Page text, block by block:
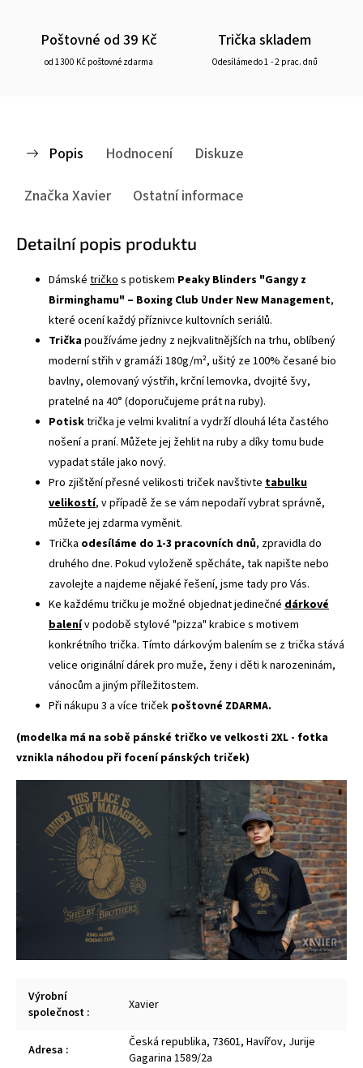
Poštovné od 39 Kč
od 1300 Kč poštovné zdarma
Trička skladem
Odesíláme do 1 - 2 prac. dnů
Popis Hodnocení
Diskuze
ZnačkaXavier Ostatní informace
Detailní popis produktu
Dámské tričkos potiskem Peaky Blinders "Gangy z
Birminghamu" – Boxing Club Under New Management,
které ocení každý příznivce kultovních seriálů.
Tričkapoužíváme jedny z nejkvalitnějších na trhu, oblíbený
moderní střih v gramáži 180g/m², ušitý ze 100% česané bio
bavlny, olemovaný výstřih, krční lemovka, dvojité švy,
pratelné na 40° (doporučujeme prát na ruby).
Potisktrička je velmi kvalitní a vydrží dlouhá léta častého
nošení a praní. Můžete jej žehlit na ruby a díky tomu bude
vypadat stále jako nový.
Pro zjištění přesné velikosti triček navštivte tabulku
velikostí, v případě že se vám nepodaří vybrat správně,
můžete jej zdarma vyměnit.
Trička odesíláme do 1-3 pracovních dnů, zpravidla do
druhého dne. Pokud vyloženě spěcháte, tak napište nebo
zavolejte a najdeme nějaké řešení, jsme tady pro Vás.
Ke každému tričku je možné objednat jedinečné dárkové
balenív podobě stylové "pizza" krabice s motivem
konkrétního trička. Tímto dárkovým balením se z trička stává
velice originální dárek pro muže, ženy i děti k narozeninám,
vánocům a jiným příležitostem.
Při nákupu 3 a více triček poštovné ZDARMA.
(modelka má na sobě pánské tričko ve velkosti 2XL - fotka
vznikla náhodou při focení pánských triček)
Výrobní
společnost : Xavier
Adresa :
Česká republika, 73601, Havířov, Jurije
Gagarina 1589/2a